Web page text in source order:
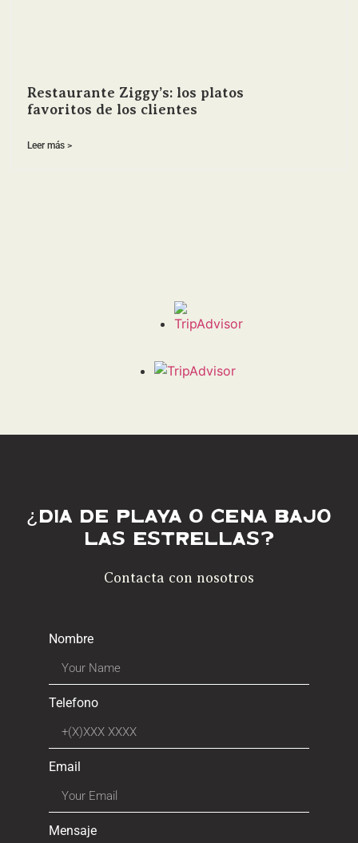
Restaurante Ziggy’s: los platos
favoritos de los clientes
Leer más >
¿Día de playa o cena bajo
las estrellas?
Contacta con nosotros
Nombre
Telefono
Email
Mensaje